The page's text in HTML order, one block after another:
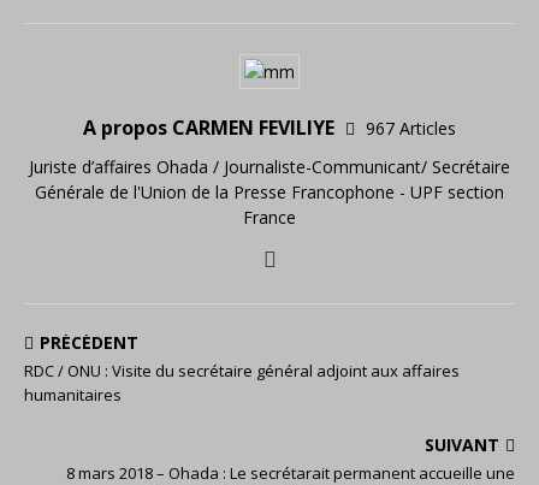
A propos CARMEN FEVILIYE
967 Articles
Juriste d’affaires Ohada / Journaliste-Communicant/ Secrétaire
Générale de l'Union de la Presse Francophone - UPF section
France
PRÉCÉDENT
RDC / ONU : Visite du secrétaire général adjoint aux affaires
humanitaires
SUIVANT
8 mars 2018 – Ohada : Le secrétarait permanent accueille une